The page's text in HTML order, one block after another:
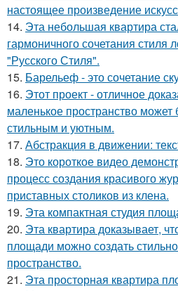
настоящее произведение
14. Эта небольшая квартира
гармоничного сочетания стиля
"Русского Стиля".
15. Барельеф - это сочетание
16. Этот проект - отличное
маленькое пространство
стильным и уютным.
17. Абстракция в движении:
18. Это короткое видео
процесс создания красивого
приставных столиков из клена.
19. Эта компактная студия
20. Эта квартира доказывает,
площади можно создать
пространство.
21. Эта просторная квартира